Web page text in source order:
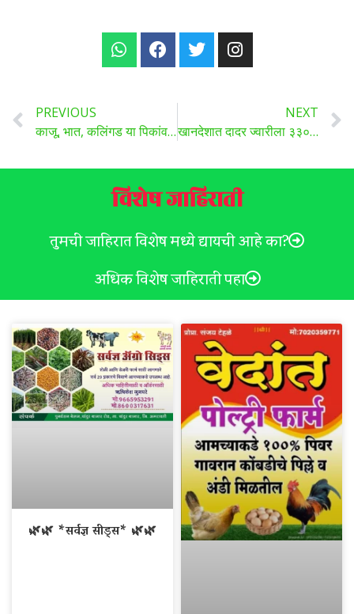
PREVIOUS
काजू, भात, कलिंगड या पिकांवरील रोग-किडींसाठी कोणत्या गोष्टी महत्त्वाच्या?
NEXT
खानदेशात दादर ज्वारीला ३३०० ते ४४०० रुपये दर
विशेष जाहिराती
तुमची जाहिरात विशेष मध्ये द्यायची आहे का?
अधिक विशेष जाहिराती पहा
🌿🌿 *सर्वज्ञ सीड्स* 🌿🌿